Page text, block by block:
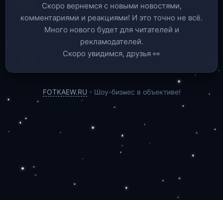
Скоро вернемся c новыми новостями,
комментариями и реакциями! И это точно не всё.
Много нового будет для читателей и
рекламодателей.
Скоро увидимся, друзья 👀
FOTKAEW.RU - Шоу-бизнес в объективе!